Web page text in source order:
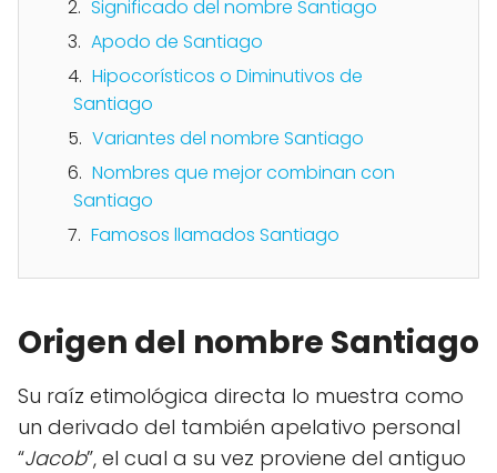
Significado del nombre Santiago
Apodo de Santiago
Hipocorísticos o Diminutivos de
Santiago
Variantes del nombre Santiago
Nombres que mejor combinan con
Santiago
Famosos llamados Santiago
Origen del nombre Santiago
Su raíz etimológica directa lo muestra como
un derivado del también apelativo personal
“Jacob”, el cual a su vez proviene del antiguo